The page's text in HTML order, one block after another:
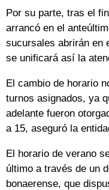
Por su parte, tras el
arrancó en el
sucursales abrirán en
se unificará así la
El cambio de horario
turnos asignados, ya
adelante fueron
a 15, aseguró la
El horario de verano
último a través de un
bonaerense, que